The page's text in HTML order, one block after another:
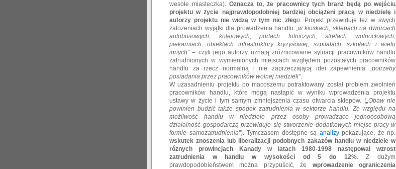
wesołe miasteczka). Oznacza to, że pracownicy tych branż będą po wejściu
projektu w życie najprawdopodobniej bardziej obciążeni pracą w niedzielę i
autorzy projektu nie widzą w tym nic złego. Projekt przewiduje też w swych
założeniach wyjątki dla prowadzenia handlu „w kioskach, sklepach na dworcach
autobusowych, kolejowych, portach lotniczych, strefach wolnocłowych,
piekarniach, obiektach infrastruktury kryzysowej, szpitalach, szkołach i wielu
innych”– czyli jego autorzy uznają zróżnicowanie sytuacji pracowników handlu
zatrudnionych w wymienionych miejscach względem pozostałych pracowników
handlu za rzecz normalną i nie zaprzeczającą idei zapewnienia „potrzeby
posiadania przez pracowników wolnej niedzieli”.
W uzasadnieniu projektu po macoszemu potraktowany został problem zwolnień
pracowników handlu, które mogą nastąpić w wyniku wprowadzenia projektu
ustawy w życie i tym samym zmniejszenia czasu otwarcia sklepów. („Obaw nie
powinien budzić także spadek zatrudnienia w sektorze handlu. Ze względu na
możliwość handlu w niedziele przez osoby prowadzące jednoosobową
działalność gospodarczą przewiduje się stworzenie dodatkowych miejsc pracy w
formie samozatrudnienia”). Tymczasem dostępne są analizypokazujące, że np.
wskutek znoszenia lub liberalizacji podobnych zakazów handlu w niedziele w
różnych prowincjach Kanady w latach 1980-1998 następował wzrost
zatrudnienia w handlu w wysokości od 5 do 12%. Z dużym
prawdopodobieństwem można przypuścić, że wprowadzenie ograniczenia